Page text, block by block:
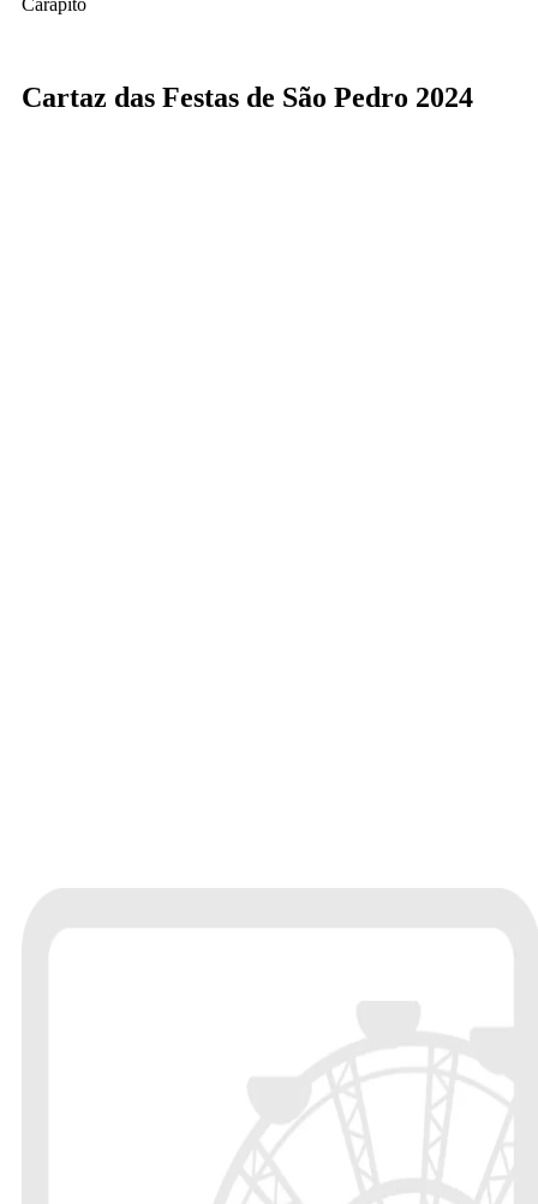
Carapito
Cartaz das Festas de São Pedro 2024